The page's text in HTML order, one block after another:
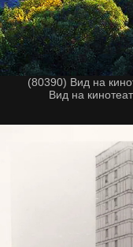
(80390) Вид на
Вид на